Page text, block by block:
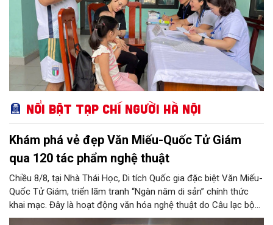
Nổi bật Tạp chí Người Hà Nội
Khám phá vẻ đẹp Văn Miếu-Quốc Tử Giám
qua 120 tác phẩm nghệ thuật
Chiều 8/8, tại Nhà Thái Học, Di tích Quốc gia đặc biệt Văn Miếu-
Quốc Tử Giám, triển lãm tranh “Ngàn năm di sản” chính thức
khai mạc. Đây là hoạt động văn hóa nghệ thuật do Câu lạc bộ
Tôi Vẽ phối hợp cùng Trung tâm hoạt động Văn hóa Khoa học